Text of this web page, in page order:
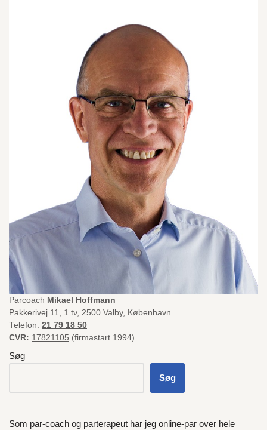
Parcoach Mikael Hoffmann
Pakkerivej 11, 1.tv, 2500 Valby, København
Telefon: 21 79 18 50
CVR: 17821105 (firmastart 1994)
Søg
Søg
Som par-coach og parterapeut har jeg online-par over hele